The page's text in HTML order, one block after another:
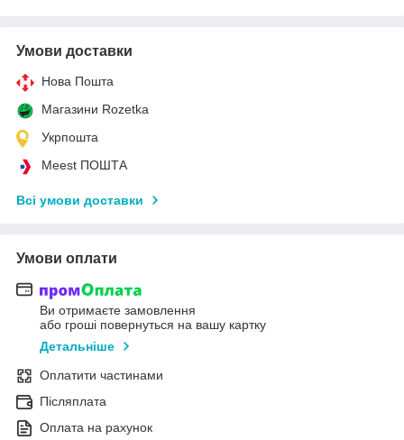
Умови доставки
Нова Пошта
Магазини Rozetka
Укрпошта
Meest ПОШТА
Всі умови доставки
Умови оплати
Ви отримаєте замовлення
або гроші повернуться на вашу картку
Детальніше
Оплатити частинами
Післяплата
Оплата на рахунок